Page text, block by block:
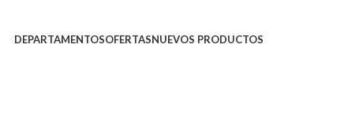
DEPARTAMENTOSOFERTASNUEVOS PRODUCTOS